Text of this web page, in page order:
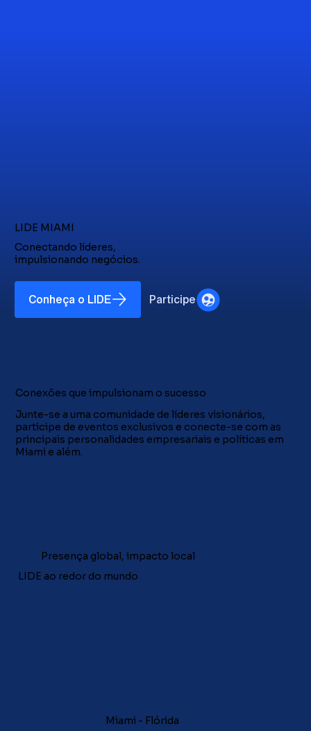
LIDE MIAMI
Conectando líderes,
impulsionando negócios.
Conheça o LIDE Participe
Conexões que impulsionam o sucesso
​Junte-se a uma comunidade de líderes visionários,
participe de eventos exclusivos e conecte-se com as
principais personalidades empresariais e políticas em
Miami e além.
Presença global, impacto local
LIDE ao redor do mundo
Miami - Flórida